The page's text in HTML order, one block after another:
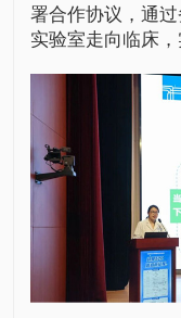
署合作协议，通
实验室走向临床